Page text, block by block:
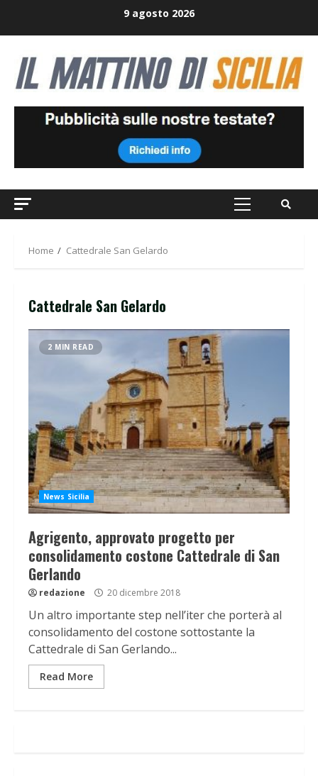
9 agosto 2026
Primary
Home Cattedrale San Gelardo
Cattedrale San Gelardo
2 MIN READ
News Sicilia
Agrigento, approvato progetto per
consolidamento costone Cattedrale di San
Gerlando
redazione 20 dicembre 2018
Un altro importante step nell’iter che porterà al
consolidamento del costone sottostante la
Cattedrale di San Gerlando...
Read More